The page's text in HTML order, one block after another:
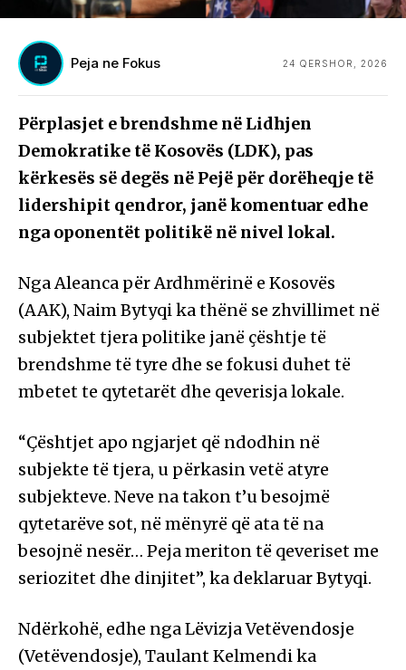
Peja ne Fokus 24 QERSHOR, 2026
Përplasjet e brendshme në Lidhjen
Demokratike të Kosovës (LDK), pas
kërkesës së degës në Pejë për dorëheqje të
lidershipit qendror, janë komentuar edhe
nga oponentët politikë në nivel lokal.
Nga Aleanca për Ardhmërinë e Kosovës
(AAK), Naim Bytyqi ka thënë se zhvillimet në
subjektet tjera politike janë çështje të
brendshme të tyre dhe se fokusi duhet të
mbetet te qytetarët dhe qeverisja lokale.
“Çështjet apo ngjarjet që ndodhin në
subjekte të tjera, u përkasin vetë atyre
subjekteve. Neve na takon t’u besojmë
qytetarëve sot, në mënyrë që ata të na
besojnë nesër… Peja meriton të qeveriset me
seriozitet dhe dinjitet”, ka deklaruar Bytyqi.
Ndërkohë, edhe nga Lëvizja Vetëvendosje
(Vetëvendosje), Taulant Kelmendi ka